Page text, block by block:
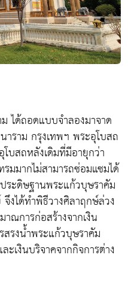
ได้ถอดแบบจำลองมาจาด
ราม กรุงเทพฯ พระอุโบสถ
บสถหลังเดิมที่มีอายุกว่า
มมากไม่สามารถซ่อมแซมได้
ระดิษฐานพระแก้วบุษราคัม
งได้ทำพิธีวางศิลาฤกษ์ล่วง
ณการก่อสร้างจากเงิน
สรงน้ำพระแก้วบุษราคัม
เงินบริจาคจากกิจการต่าง